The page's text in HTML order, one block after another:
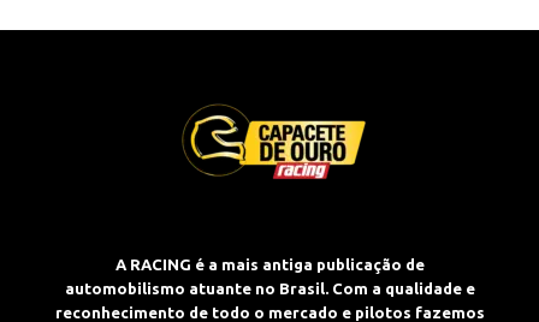
A RACING é a mais antiga publicação de
automobilismo atuante no Brasil. Com a qualidade e
reconhecimento de todo o mercado e pilotos fazemos